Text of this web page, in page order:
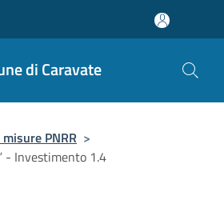
di Caravate
PNRR >
- Investimento 1.4